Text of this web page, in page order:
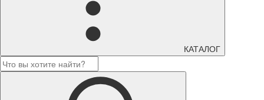
КАТАЛОГ